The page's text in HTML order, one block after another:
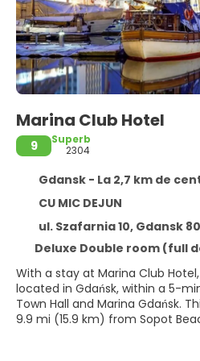
Marina Club Hotel
9
Superb
2304
Gdansk - La 2,7 km de
CU MIC DEJUN
ul. Szafarnia 10, Gdansk
With a stay at Marina Club
located in Gdańsk, within a 5-
Town Hall and Marina Gdańsk. This family-friendly hotel is
9.9 mi (15.9 km) from Sopot